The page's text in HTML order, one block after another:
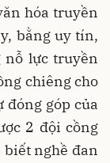
hóa truyền
bằng uy tín,
lực truyền
chiêng cho
đóng góp của
2 đội cồng
nghề đan